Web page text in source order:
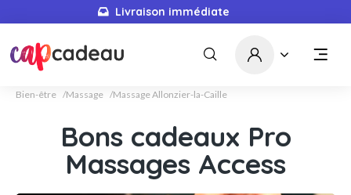
Livraison immédiate
5671idées cadeaux
Bien-être Massage Massage Allonzier-la-Caille
Bons cadeaux Pro
Massages Access